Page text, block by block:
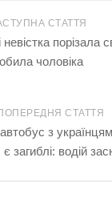
СТАТТЯ
порізала
чоловіка
СТАТТЯ
з
загиблі: водій